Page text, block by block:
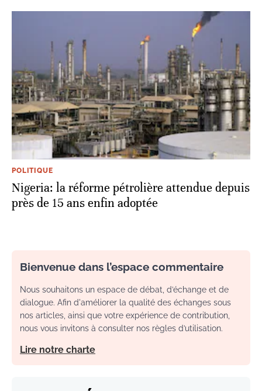
POLITIQUE
Nigeria: la réforme pétrolière attendue depuis
près de 15 ans enfin adoptée
Bienvenue dans l’espace commentaire
Nous souhaitons un espace de débat, d’échange et de
dialogue. Afin d'améliorer la qualité des échanges sous
nos articles, ainsi que votre expérience de contribution,
nous vous invitons à consulter nos règles d’utilisation.
Lire notre charte